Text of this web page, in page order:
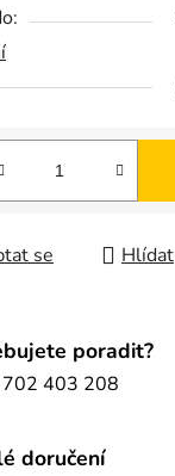
se Hlídat
poradit?
403 208
doručení